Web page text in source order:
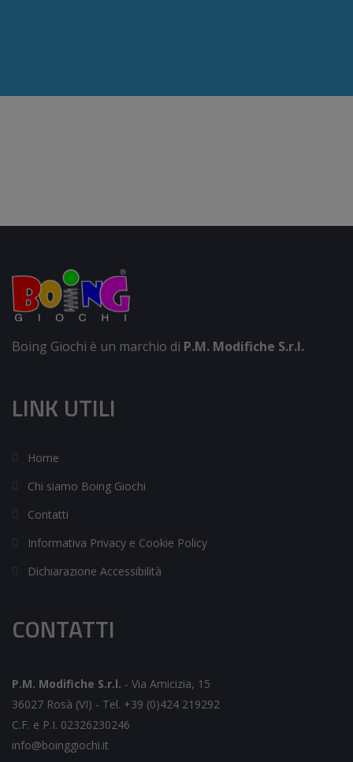
Boing Giochi è un marchio di P.M. Modifiche S.r.l.
LINK UTILI
Home
Chi siamo Boing Giochi
Contatti
Informativa Privacy e Cookie Policy
Dichiarazione Accessibilità
CONTATTI
P.M. Modifiche S.r.l. - Via Amicizia, 15
36027 Rosà (VI) - Tel. +39 (0)424 219292
C.F. e P.I. 02326230246
info@boinggiochi.it